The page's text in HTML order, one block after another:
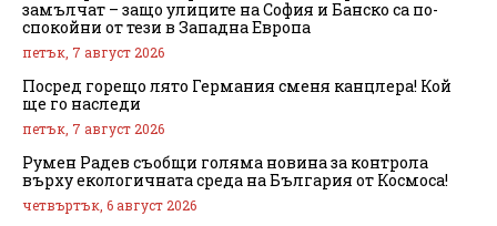
замълчат – защо улиците на София и Банско са по-
спокойни от тези в Западна Европа
петък, 7 август 2026
Посред горещо лято Германия сменя канцлера! Кой
ще го наследи
петък, 7 август 2026
Румен Радев съобщи голяма новина за контрола
върху екологичната среда на България от Космоса!
четвъртък, 6 август 2026